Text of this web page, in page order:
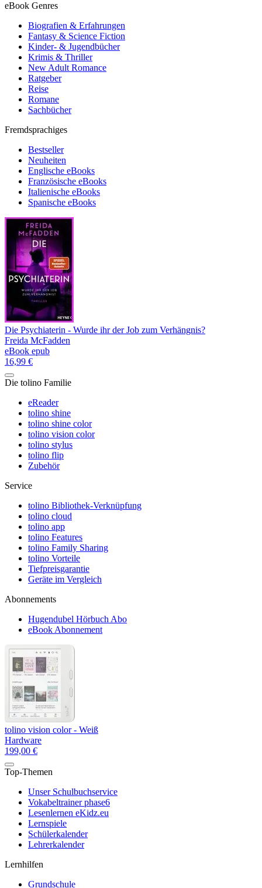
eBook Genres
Biografien & Erfahrungen
Fantasy & Science Fiction
Kinder- & Jugendbücher
Krimis & Thriller
New Adult Romance
Ratgeber
Reise
Romane
Sachbücher
Fremdsprachiges
Bestseller
Neuheiten
Englische eBooks
Französische eBooks
Italienische eBooks
Spanische eBooks
Die Psychiaterin - Wurde ihr der Job zum Verhängnis?
Freida McFadden
eBook epub
16,99 €
Die tolino Familie
eReader
tolino shine
tolino shine color
tolino vision color
tolino stylus
tolino flip
Zubehör
Service
tolino Bibliothek-Verknüpfung
tolino cloud
tolino app
tolino Features
tolino Family Sharing
tolino Vorteile
Tiefpreisgarantie
Geräte im Vergleich
Abonnements
Hugendubel Hörbuch Abo
eBook Abonnement
tolino vision color - Weiß
Hardware
199,00 €
Top-Themen
Unser Schulbuchservice
Vokabeltrainer phase6
Lesenlernen eKidz.eu
Lernspiele
Schülerkalender
Lehrerkalender
Lernhilfen
Grundschule